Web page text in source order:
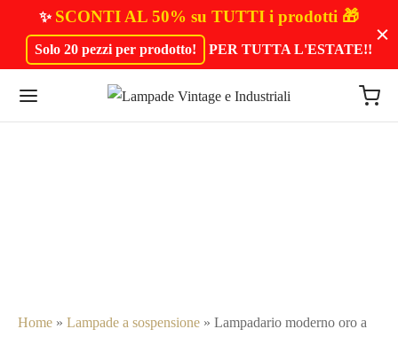
✨ SCONTI AL 50% su TUTTI i prodotti 🎁
Solo 20 pezzi per prodotto! PER TUTTA L'ESTATE!!
Home » Lampade a sospensione » Lampadario moderno oro a